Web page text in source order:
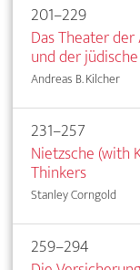
201–229
Das Theater
und der
Andreas B. Kilcher
231–257
Nietzsche (with
Thinkers
Stanley Corngold
259–294